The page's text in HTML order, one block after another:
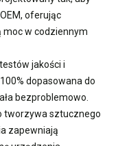
oferując
w codziennym
jakości i
dopasowana do
bezproblemowo.
tworzywa sztucznego
zapewniają